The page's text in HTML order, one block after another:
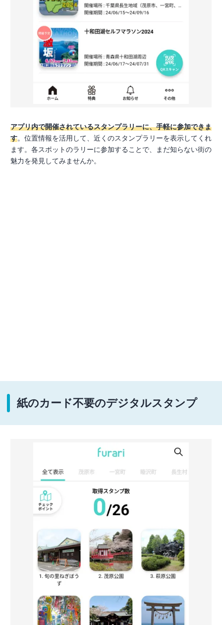
アプリ内で開催されているスタンプラリーに、手軽に参加できま
す。位置情報を活用して、近くのスタンプラリーを表示してくれ
ます。各スポットのラリーに参加することで、まだ知らない街の
魅力を発見してみませんか。
紙のカード不要のデジタルスタンプ